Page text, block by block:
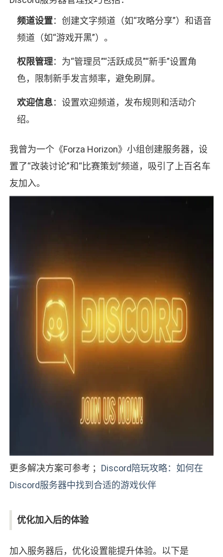
频道设置：创建文字频道（如“攻略分享”）和语音
频道（如“游戏开黑”）。
权限管理：为“管理员”“活跃成员”“新手”设置角
色，限制新手发言频率，避免刷屏。
欢迎信息：设置欢迎频道，发布规则和活动介
绍。
我曾为一个《Forza Horizon》小组创建服务器，设
置了“改装讨论”和“比赛策划”频道，吸引了上百名车
友加入。
更多解决方案可参考 ； Discord陪玩攻略：如何在
Discord服务器中找到合适的游戏伙伴
优化加入后的体验
加入服务器后，优化设置能提升体验。以下是